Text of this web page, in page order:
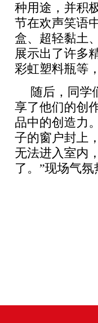
种用途，并积
节在欢声笑语
盒、超轻黏土
展示出了许多
彩虹塑料瓶等
随后，同学
享了他们的创
品中的创造力
子的窗户封上
无法进入室内
了。”现场气氛